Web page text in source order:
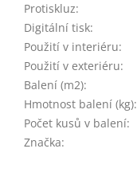
Protiskluz:
Digitální tisk:
Použití v interiéru:
Použití v exteriéru:
Balení (m2):
Hmotnost balení (kg):
Počet kusů v balení:
Značka: